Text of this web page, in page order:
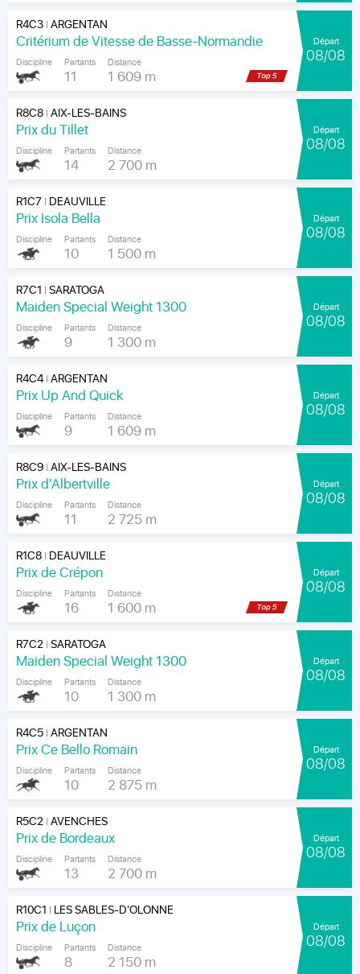
R4C3|ARGENTAN
Critérium de Vitesse de Basse-Normandie
Discipline Partants
11
Distance
1 609 m
Départ
08/08
R8C8|AIX-LES-BAINS
Prix du Tillet
Discipline Partants
14
Distance
2 700 m
Départ
08/08
R1C7 | DEAUVILLE
Prix Isola Bella
Discipline Partants
10
Distance
1 500 m
Départ
08/08
R7C1 |SARATOGA
Maiden Special Weight 1300
Discipline Partants
9
Distance
1 300 m
Départ
08/08
R4C4|ARGENTAN
Prix Up And Quick
Discipline Partants
9
Distance
1 609 m
Départ
08/08
R8C9|AIX-LES-BAINS
Prix d'Albertville
Discipline Partants
11
Distance
2 725 m
Départ
08/08
R1C8| DEAUVILLE
Prix de Crépon
Discipline Partants
16
Distance
1 600 m
Départ
08/08
R7C2|SARATOGA
Maiden Special Weight 1300
Discipline Partants
10
Distance
1 300 m
Départ
08/08
R4C5|ARGENTAN
Prix Ce Bello Romain
Discipline Partants
10
Distance
2 875 m
Départ
08/08
R5C2|AVENCHES
Prix de Bordeaux
Discipline Partants
13
Distance
2 700 m
Départ
08/08
R10C1 | LES SABLES-D'OLONNE
Prix de Luçon
Discipline Partants
8
Distance
2 150 m
Départ
08/08